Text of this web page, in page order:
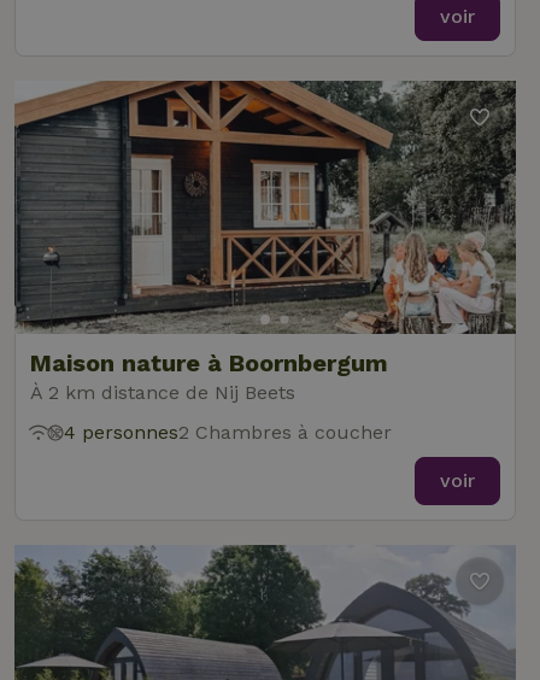
voir
Maison nature à Boornbergum
À 2 km distance de Nij Beets
4 personnes2 Chambres à coucher
voir